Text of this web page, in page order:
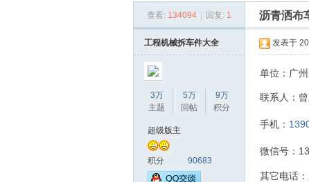
» › › ›
查看: 134094 回复: 1 沥青洒布
工程机械拆车件大全
3万
主题
5万
回帖
9万
积分
超级版主
积分 90683
发表于
单位：广
联系人：
手机：
微信号：
其它电话：